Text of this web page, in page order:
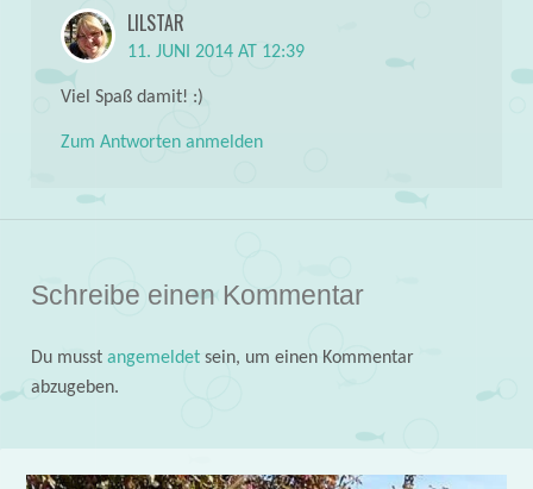
LILSTAR
11. JUNI 2014 AT 12:39
Viel Spaß damit! :)
Zum Antworten anmelden
Schreibe einen Kommentar
Du musst angemeldetsein, um einen Kommentar
abzugeben.